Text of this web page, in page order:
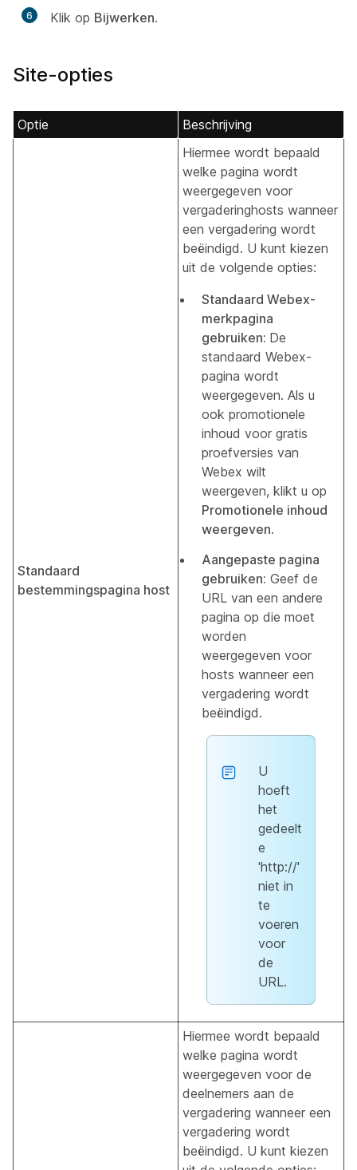
6 Klik op Bijwerken.
Site-opties
Optie Beschrijving
Standaard
bestemmingspagina host
Hiermee wordt bepaald
welke pagina wordt
weergegeven voor
vergaderinghosts wanneer
een vergadering wordt
beëindigd. U kunt kiezen
uit de volgende opties:
Standaard Webex-
merkpagina
gebruiken: De
standaard Webex-
pagina wordt
weergegeven. Als u
ook promotionele
inhoud voor gratis
proefversies van
Webex wilt
weergeven, klikt u op
Promotionele inhoud
weergeven.
Aangepaste pagina
gebruiken: Geef de
URL van een andere
pagina op die moet
worden
weergegeven voor
hosts wanneer een
vergadering wordt
beëindigd.
U
hoeft
het
gedeelt
e
'http://'
niet in
te
voeren
voor
de
URL.
Hiermee wordt bepaald
welke pagina wordt
weergegeven voor de
deelnemers aan de
vergadering wanneer een
vergadering wordt
beëindigd. U kunt kiezen